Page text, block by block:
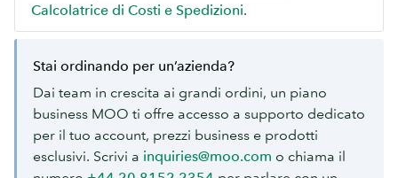
Calcolatrice di Costi e Spedizioni.
Stai ordinando per un’azienda?
Dai team in crescita ai grandi ordini, un piano
business MOO ti offre accesso a supporto dedicato
per il tuo account, prezzi business e prodotti
esclusivi. Scrivi a inquiries@moo.com o chiama il